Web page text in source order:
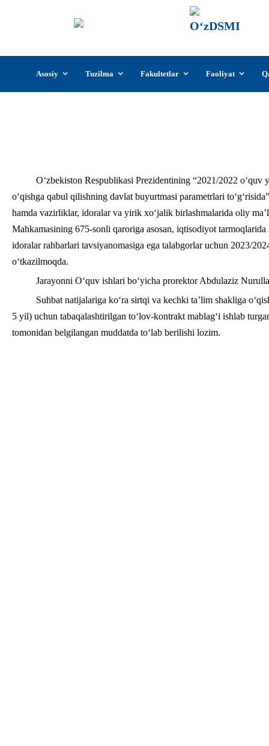
content
Asosiy Tuzilma Fakultetlar Faoliyat
O‘zbekiston Respublikasi Prezidentining “2021/2022
o‘qishga qabul qilishning davlat buyurtmasi parametrlari
hamda vazirliklar, idoralar va yirik xo‘jalik birlashmalarida oliy
Mahkamasining 675-sonli qaroriga asosan, iqtisodiyot
idoralar rahbarlari tavsiyanomasiga ega talabgorlar uchun 2023/
o‘tkazilmoqda.
Jarayonni O‘quv ishlari bo‘yicha prorektor Abdulaziz
Suhbat natijalariga ko‘ra sirtqi va kechki taʼlim shakliga
5 yil) uchun tabaqalashtirilgan to‘lov-kontrakt mablag‘i ishlab
tomonidan belgilangan muddatda to‘lab berilishi lozim.